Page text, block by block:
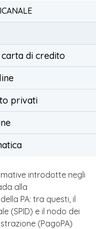
introdotte negli
alla
PA: tra questi, il
(SPID) e il nodo dei
(PagoPA)
di credito
privati